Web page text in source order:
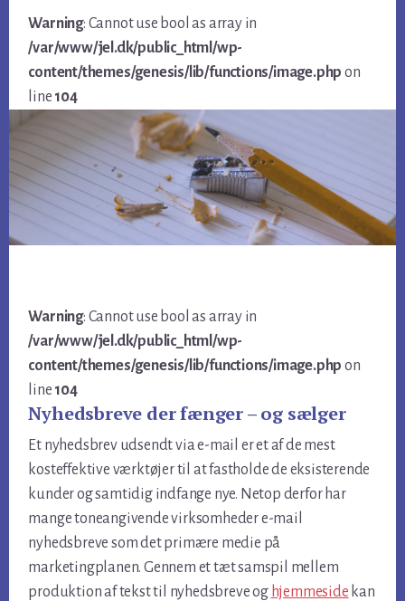
Warning: Cannot use bool as array in
/var/www/jel.dk/public_html/wp-
content/themes/genesis/lib/functions/image.php on
line 104
Warning: Cannot use bool as array in
/var/www/jel.dk/public_html/wp-
content/themes/genesis/lib/functions/image.php on
line 104
Nyhedsbreve der fænger – og sælger
Et nyhedsbrev udsendt via e-mail er et af de mest
kosteffektive værktøjer til at fastholde de eksisterende
kunder og samtidig indfange nye. Netop derfor har
mange toneangivende virksomheder e-mail
nyhedsbreve som det primære medie på
marketingplanen. Gennem et tæt samspil mellem
produktion af tekst til nyhedsbreve og hjemmeside kan